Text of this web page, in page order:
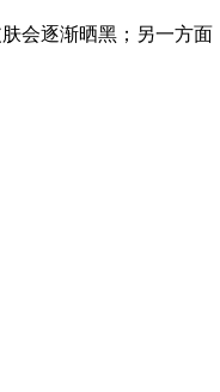
会逐渐晒黑；另一方